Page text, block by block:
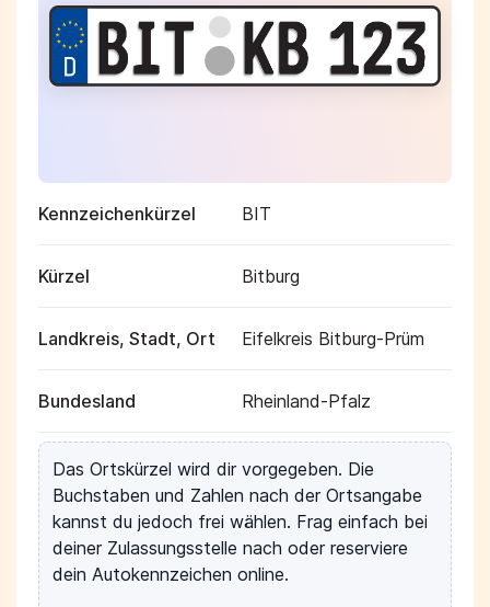
Kennzeichenkürzel BIT
Kürzel Bitburg
Landkreis, Stadt, Ort Eifelkreis Bitburg-Prüm
Bundesland Rheinland-Pfalz
Das Ortskürzel wird dir vorgegeben. Die
Buchstaben und Zahlen nach der Ortsangabe
kannst du jedoch frei wählen. Frag einfach bei
deiner Zulassungsstelle nach oder reserviere
dein Autokennzeichen online.